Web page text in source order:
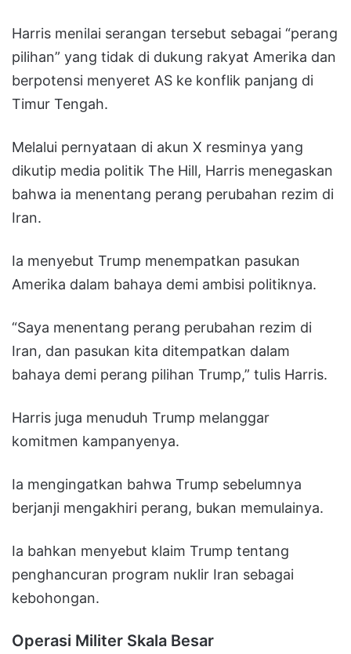
Harris menilai serangan tersebut sebagai “perang
pilihan” yang tidak di dukung rakyat Amerika dan
berpotensi menyeret AS ke konflik panjang di
Timur Tengah.
Melalui pernyataan di akun X resminya yang
dikutip media politik The Hill, Harris menegaskan
bahwa ia menentang perang perubahan rezim di
Iran.
Ia menyebut Trump menempatkan pasukan
Amerika dalam bahaya demi ambisi politiknya.
“Saya menentang perang perubahan rezim di
Iran, dan pasukan kita ditempatkan dalam
bahaya demi perang pilihan Trump,” tulis Harris.
Harris juga menuduh Trump melanggar
komitmen kampanyenya.
Ia mengingatkan bahwa Trump sebelumnya
berjanji mengakhiri perang, bukan memulainya.
Ia bahkan menyebut klaim Trump tentang
penghancuran program nuklir Iran sebagai
kebohongan.
Operasi Militer Skala Besar